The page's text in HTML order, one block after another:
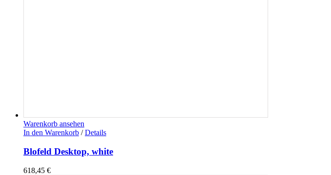
Warenkorb ansehen
In den Warenkorb / Details
Blofeld Desktop, white
618,45 €